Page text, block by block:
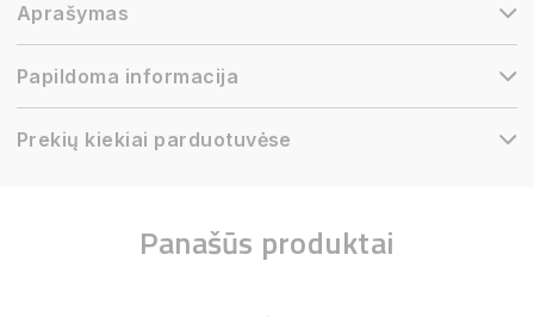
Aprašymas
Papildoma informacija
Prekių kiekiai parduotuvėse
Panašūs produktai